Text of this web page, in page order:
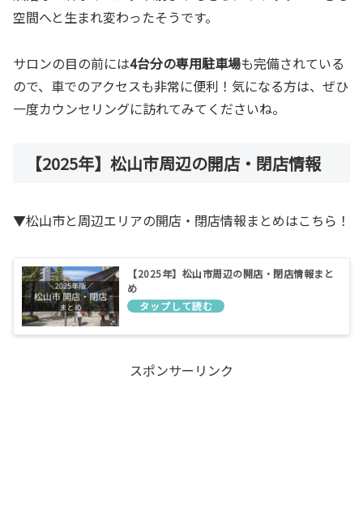
空間へと生まれ変わったそうです。
サロンの目の前には4台分の専用駐車場も完備されている
ので、車でのアクセスも非常に便利！気になる方は、ぜひ
一度カウンセリングに訪れてみてくださいね。
【2025年】松山市周辺の開店・閉店情報
▼松山市と周辺エリアの開店・閉店情報まとめはこちら！
【2025年】松山市周辺の開店・閉店情報まと
め
スポンサーリンク